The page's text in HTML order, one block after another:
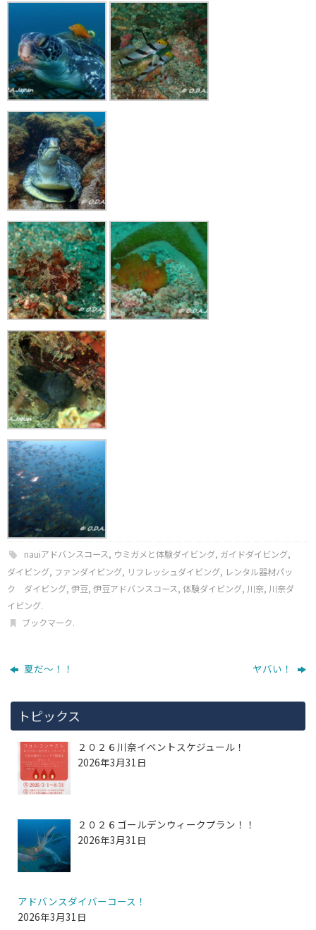
nauiアドバンスコース, ウミガメと体験ダイビング, ガイドダイビング,
ダイビング, ファンダイビング, リフレッシュダイビング, レンタル器材パッ
ク ダイビング, 伊豆, 伊豆アドバンスコース, 体験ダイビング, 川奈, 川奈ダ
イビング.
ブックマーク.
夏だ～！！ ヤバい！
トピックス
２０２６川奈イベントスケジュール！
2026年3月31日
２０２６ゴールデンウィークプラン！！
2026年3月31日
アドバンスダイバーコース！
2026年3月31日